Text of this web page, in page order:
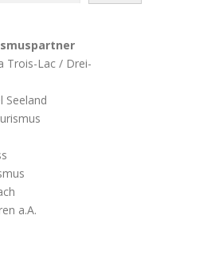
Trois-Lac / Drei-
Seeland
a.A.